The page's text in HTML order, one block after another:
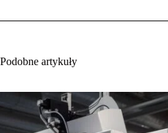
Podobne artykuły